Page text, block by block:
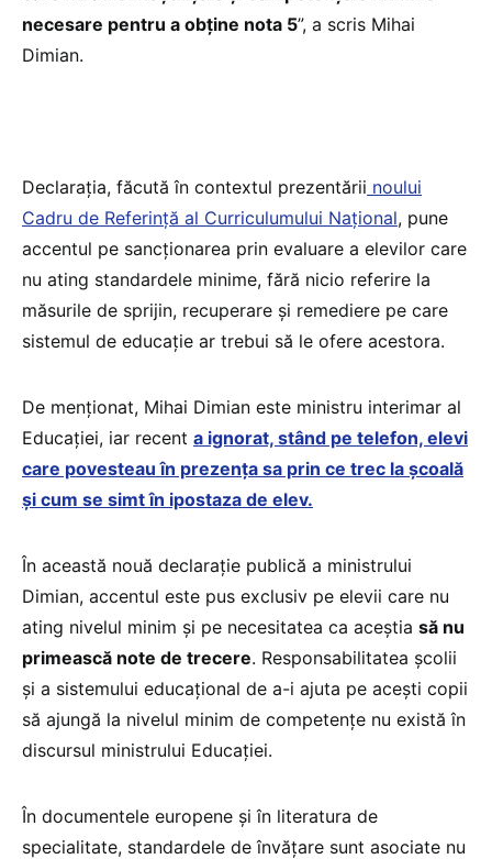
necesare pentru a obține nota 5”, a scris Mihai
Dimian.
Declarația, făcută în contextul prezentării noului
Cadru de Referință al Curriculumului Național, pune
accentul pe sancționarea prin evaluare a elevilor care
nu ating standardele minime, fără nicio referire la
măsurile de sprijin, recuperare și remediere pe care
sistemul de educație ar trebui să le ofere acestora.
De menționat, Mihai Dimian este ministru interimar al
Educației, iar recent a ignorat, stând pe telefon, elevi
care povesteau în prezența sa prin ce trec la școală
și cum se simt în ipostaza de elev.
În această nouă declarație publică a ministrului
Dimian, accentul este pus exclusiv pe elevii care nu
ating nivelul minim și pe necesitatea ca aceștia să nu
primească note de trecere. Responsabilitatea școlii
și a sistemului educațional de a-i ajuta pe acești copii
să ajungă la nivelul minim de competențe nu există în
discursul ministrului Educației.
În documentele europene și în literatura de
specialitate, standardele de învățare sunt asociate nu